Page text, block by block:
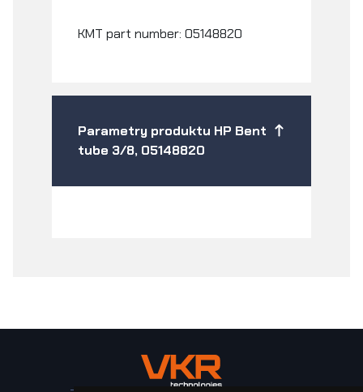
KMT part number: 05148820
Parametry produktu HP Bent
tube 3/8, 05148820